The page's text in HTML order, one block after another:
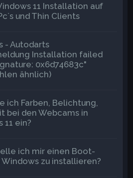
11 Installation auf
und Thin Clients
- Autodarts
Installation failed
0x6d74683c"
ähnlich)
ich Farben, Belichtung,
bei den Webcams in
11 ein?
ich mir einen Boot-
Windows zu installieren?